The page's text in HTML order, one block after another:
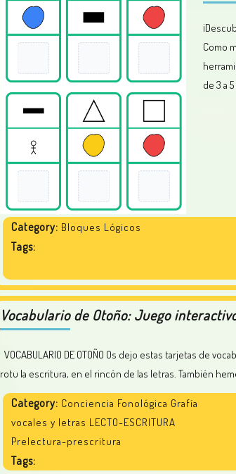
¡Descubre el Fascinante Mundo de los Bloques Lógicos! ✨
Como
de 3 a
Category: Bloques Lógicos
Tags:
Vocabulario de Otoño: Juego
VOCABULARIO DE OTOÑO Os dejo estas tarjetas de vocabulario del otoño, podéis plastificarlas y practicar con
rotu la escritura, en el rincón de las letras. También
Category: Conciencia Fonológica Grafía
vocales y letras LECTO-ESCRITURA
Prelectura-prescritura
Tags: